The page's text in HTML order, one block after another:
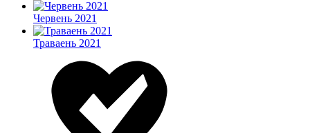
Червень 2021
Траваень 2021